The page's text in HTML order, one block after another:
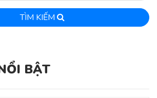
TÌM KIẾM
BẬT